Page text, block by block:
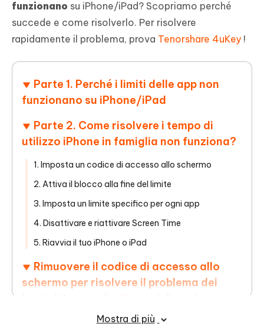
funzionano su iPhone/iPad? Scopriamo perché
succede e come risolverlo. Per risolvere
rapidamente il problema, prova Tenorshare 4uKey !
Parte 1. Perché i limiti delle app non
funzionano su iPhone/iPad
Parte 2. Come risolvere i tempo di
utilizzo iPhone in famiglia non funziona?
1. Imposta un codice di accesso allo schermo
2. Attiva il blocco alla fine del limite
3. Imposta un limite specifico per ogni app
4. Disattivare e riattivare Screen Time
5. Riavvia il tuo iPhone o iPad
Rimuovere il codice di accesso allo
schermo per risolvere il problema dei
Mostra di più